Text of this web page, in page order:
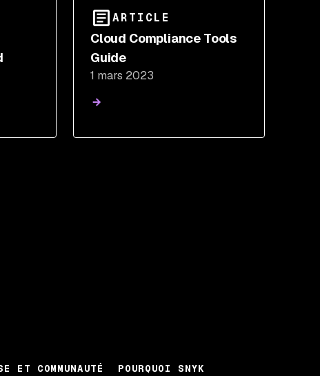
ARTICLE
Cloud Compliance Tools
Guide
1 mars 2023
ET COMMUNAUTÉ POURQUOI SNYK